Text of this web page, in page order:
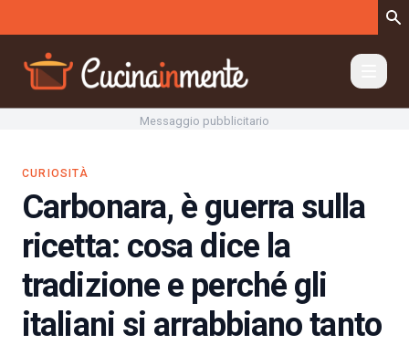
Messaggio pubblicitario
CURIOSITÀ
Carbonara, è guerra sulla
ricetta: cosa dice la
tradizione e perché gli
italiani si arrabbiano tanto